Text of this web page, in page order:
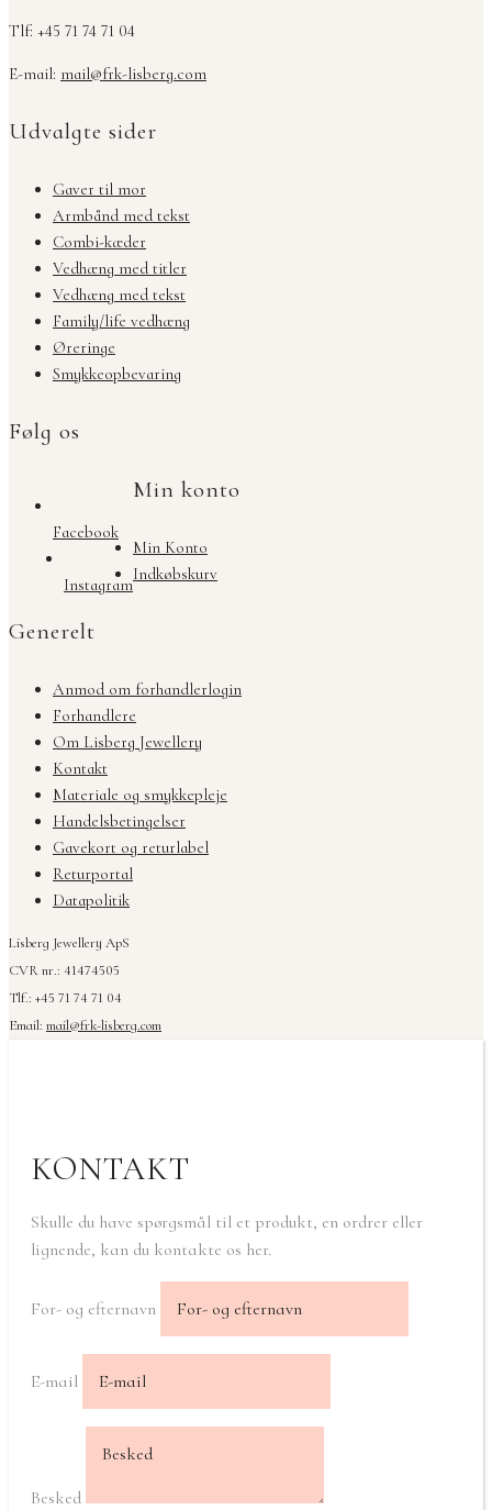
Tlf: +45 71 74 71 04
E-mail: mail@frk-lisberg.com
Udvalgte sider
Gaver til mor
Armbånd med tekst
Combi-kæder
Vedhæng med titler
Vedhæng med tekst
Family/life vedhæng
Øreringe
Smykkeopbevaring
Følg os
Facebook
Instagram
Min konto
Min Konto
Indkøbskurv
Generelt
Anmod om forhandlerlogin
Forhandlere
Om Lisberg Jewellery
Kontakt
Materiale og smykkepleje
Handelsbetingelser
Gavekort og returlabel
Returportal
Datapolitik
Lisberg Jewellery ApS
CVR nr.: 41474505
Tlf.: +45 71 74 71 04
Email: mail@frk-lisberg.com
KONTAKT
Skulle du have spørgsmål til et produkt, en ordrer eller
lignende, kan du kontakte os her.
For- og efternavn
E-mail
Besked